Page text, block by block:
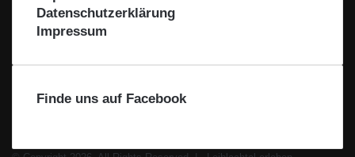
Datenschutzerklärung
Impressum
Finde uns auf Facebook